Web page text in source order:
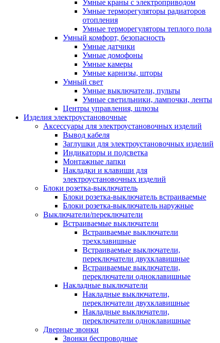
Умные краны с электроприводом
Умные терморегуляторы радиаторов
отопления
Умные терморегуляторы теплого пола
Умный комфорт, безопасность
Умные датчики
Умные домофоны
Умные камеры
Умные карнизы, шторы
Умный свет
Умные выключатели, пульты
Умные светильники, лампочки, ленты
Центры управления, шлюзы
Изделия электроустановочные
Аксессуары для электроустановочных изделий
Вывод кабеля
Заглушки для электроустановочных изделий
Индикаторы и подсветка
Монтажные лапки
Накладки и клавиши для
электроустановочных изделий
Блоки розетка-выключатель
Блоки розетка-выключатель встраиваемые
Блоки розетка-выключатель наружные
Выключатели/переключатели
Встраиваемые выключатели
Встраиваемые выключатели
трехклавишные
Встраиваемые выключатели,
переключатели двухклавишные
Встраиваемые выключатели,
переключатели одноклавишные
Накладные выключатели
Накладные выключатели,
переключатели двухклавишные
Накладные выключатели,
переключатели одноклавишные
Дверные звонки
Звонки беспроводные